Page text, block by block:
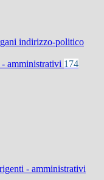
indirizzo-politico
amministrativi 174
- amministrativi